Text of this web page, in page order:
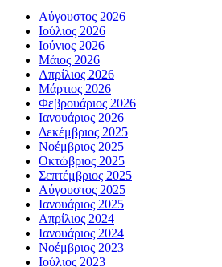
Αύγουστος 2026
Ιούλιος 2026
Ιούνιος 2026
Μάιος 2026
Απρίλιος 2026
Μάρτιος 2026
Φεβρουάριος 2026
Ιανουάριος 2026
Δεκέμβριος 2025
Νοέμβριος 2025
Οκτώβριος 2025
Σεπτέμβριος 2025
Αύγουστος 2025
Ιανουάριος 2025
Απρίλιος 2024
Ιανουάριος 2024
Νοέμβριος 2023
Ιούλιος 2023